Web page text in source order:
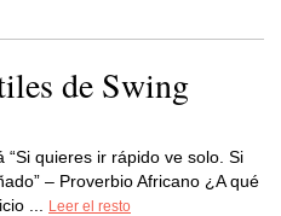
de Swing
“Si quieres ir rápido ve solo. Si
– Proverbio Africano ¿A qué
...
Leer el resto